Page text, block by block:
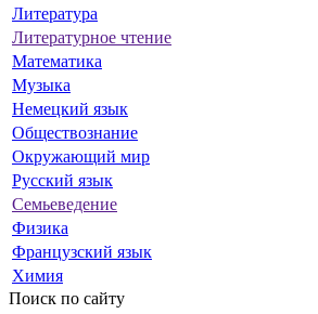
Литература
Литературное чтение
Математика
Музыка
Немецкий язык
Обществознание
Окружающий мир
Русский язык
Семьеведение
Физика
Французский язык
Химия
Поиск по сайту